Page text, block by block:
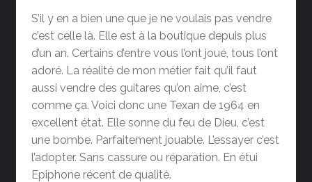
S’il y en a bien une que je ne voulais pas vendre
c’est celle là. Elle est à la boutique depuis plus
d’un an. Certains d’entre vous l’ont joué, tous l’ont
adoré. La réalité de mon métier fait qu’il faut
aussi vendre des guitares qu’on aime, c’est
comme ça. Voici donc une Texan de 1964 en
excellent état. Elle sonne du feu de Dieu, c’est
une bombe. Parfaitement jouable. L’essayer c’est
l’adopter. Sans cassure ou réparation. En étui
Epiphone récent de qualité.